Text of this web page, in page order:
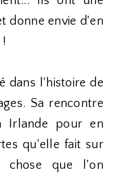
donne envie d'en
dans l'histoire de
Sa rencontre
Irlande pour en
qu'elle fait sur
chose que l'on